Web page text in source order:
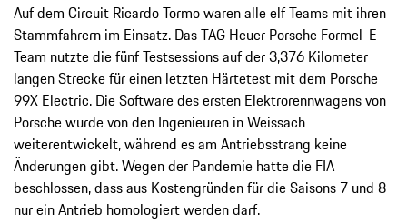
Auf dem Circuit Ricardo Tormo waren alle elf Teams mit ihren
Stammfahrern im Einsatz. Das TAG Heuer Porsche Formel-E-
Team nutzte die fünf Testsessions auf der 3,376 Kilometer
langen Strecke für einen letzten Härtetest mit dem Porsche
99X Electric. Die Software des ersten Elektrorennwagens von
Porsche wurde von den Ingenieuren in Weissach
weiterentwickelt, während es am Antriebsstrang keine
Änderungen gibt. Wegen der Pandemie hatte die FIA
beschlossen, dass aus Kostengründen für die Saisons 7 und 8
nur ein Antrieb homologiert werden darf.